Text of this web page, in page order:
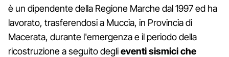
è un dipendente della Regione Marche dal 1997 ed ha
lavorato, trasferendosi a Muccia, in Provincia di
Macerata, durante l'emergenza e il periodo della
ricostruzione a seguito deglieventi sismici che